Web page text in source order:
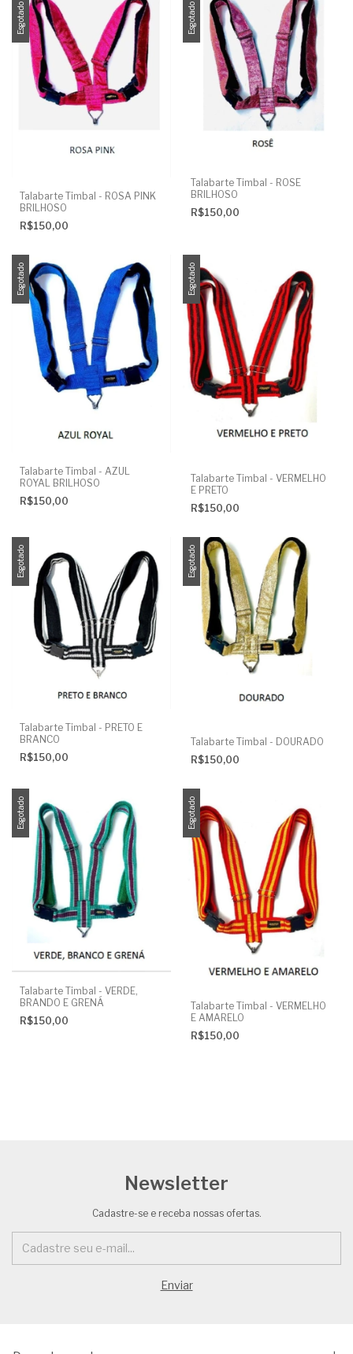
Esgotado
Talabarte Timbal - ROSA PINK
BRILHOSO
R$150,00
Esgotado
Talabarte Timbal - ROSE
BRILHOSO
R$150,00
Esgotado
Talabarte Timbal - AZUL
ROYAL BRILHOSO
R$150,00
Esgotado
Talabarte Timbal - VERMELHO
E PRETO
R$150,00
Esgotado
Talabarte Timbal - PRETO E
BRANCO
R$150,00
Esgotado
Talabarte Timbal - DOURADO
R$150,00
Esgotado
Talabarte Timbal - VERDE,
BRANDO E GRENÁ
R$150,00
Esgotado
Talabarte Timbal - VERMELHO
E AMARELO
R$150,00
Newsletter
Cadastre-se e receba nossas ofertas.